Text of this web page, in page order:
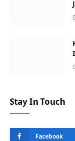
Stay In Touch
Facebook